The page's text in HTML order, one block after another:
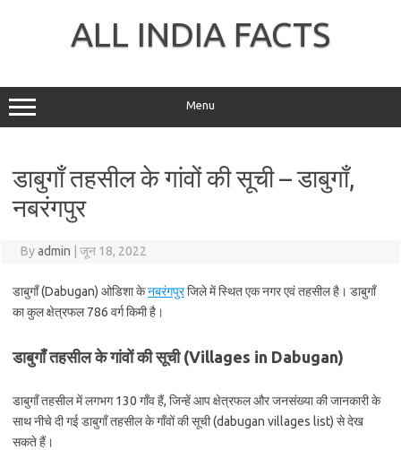
ALL INDIA FACTS
Menu
डाबुगाँ तहसील के गांवों की सूची – डाबुगाँ,
नबरंगपुर
Byadmin जून 18, 2022
डाबुगाँ (Dabugan) ओडिशा केनबरंगपुरजिले में स्थित एक नगर एवं तहसील है। डाबुगाँ
का कुल क्षेत्रफल 786 वर्ग किमी है।
डाबुगाँ तहसील के गांवों की सूची (Villages in Dabugan)
डाबुगाँ तहसील में लगभग 130 गाँव हैं, जिन्हें आप क्षेत्रफल और जनसंख्या की जानकारी के
साथ नीचे दी गई डाबुगाँ तहसील के गाँवों की सूची (dabugan villages list) से देख
सकते हैं।